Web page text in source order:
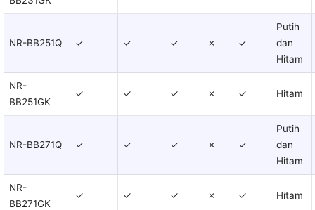
NR-BB251Q ✓ ✓ ✓ ✗ ✓
Putih
dan
Hitam
NR-
BB251GK
✓ ✓ ✓ ✗ ✓ Hitam
NR-BB271Q ✓ ✓ ✓ ✗ ✓
Putih
dan
Hitam
NR-
BB271GK
✓ ✓ ✓ ✗ ✓ Hitam